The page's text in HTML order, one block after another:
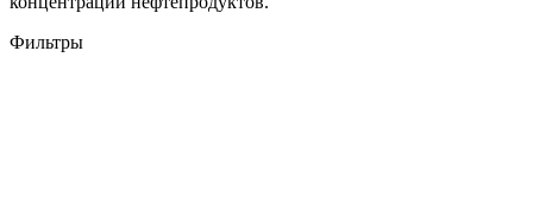
Фильтры